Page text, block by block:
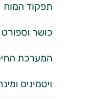
תפקוד המוח
כושר וספורט
המערכת
ויטמינים